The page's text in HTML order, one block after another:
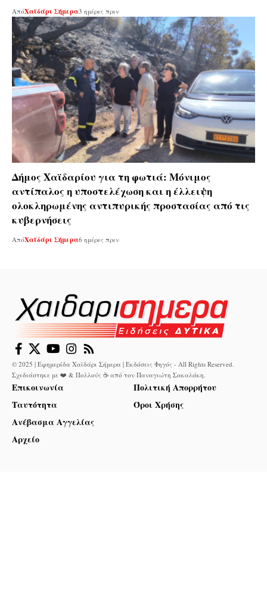
ΑπόΧαϊδάρι Σήμερα3 ημέρες πριν
Δήμος Χαϊδαρίου για τη φωτιά: Μόνιμος
αντίπαλος η υποστελέχωση και η έλλειψη
ολοκληρωμένης αντιπυρικής προστασίας από τις
κυβερνήσεις
ΑπόΧαϊδάρι Σήμερα6 ημέρες πριν
© 2025 | Εφημερίδα Χαϊδάρι Σήμερα | Εκδόσεις Φηγός - All Rights Reserved.
Σχεδιάστηκε με ❤️ & Πολλούς ☕ από τον Παναγιώτη Σακαλάκη
Επικοινωνία
Ταυτότητα
Ανέβασμα Αγγελίας
Αρχείο
Πολιτική Απορρήτου
Όροι Χρήσης